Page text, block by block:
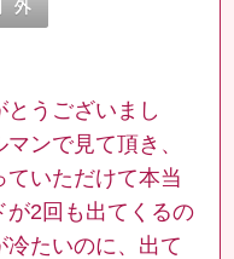
うございまし
ンで見て頂き、
いただけて本当
が2回も出てくるの
たいのに、出て